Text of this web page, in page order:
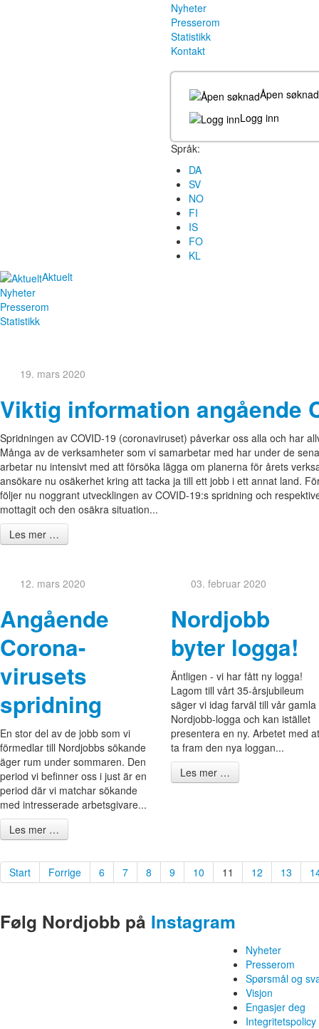
Nyheter
Presserom
Statistikk
Kontakt
Åpen søknad
Logg inn
Språk:
DA
SV
NO
FI
IS
FO
KL
Aktuelt
Nyheter
Presserom
Statistikk
19. mars 2020
Viktig information angående
Spridningen av COVID-19 (coronaviruset) påverkar oss alla och har
Många av de verksamheter som vi samarbetar med har under de
arbetar nu intensivt med att försöka lägga om planerna för årets
ansökare nu osäkerhet kring att tacka ja till ett jobb i ett annat land.
följer nu noggrant utvecklingen av COVID-19:s spridning och
mottagit och den osäkra situation...
Les mer …
12. mars 2020
Angående
Corona-
virusets
spridning
En stor del av de jobb som vi
förmedlar till Nordjobbs sökande
äger rum under sommaren. Den
period vi befinner oss i just är en
period där vi matchar sökande
med intresserade arbetsgivare...
Les mer …
03. februar 2020
Nordjobb
byter logga!
Äntligen - vi har fått ny logga!
Lagom till vårt 35-årsjubileum
säger vi idag farväl till vår gamla
Nordjobb-logga och kan istället
presentera en ny. Arbetet med
ta fram den nya loggan...
Les mer …
Start Forrige 6 7 8 9 10 11 12 13
Følg Nordjobb på Instagram
Nyheter
Presserom
Spørsmål og
Visjon
Engasjer deg
Integritetspolicy